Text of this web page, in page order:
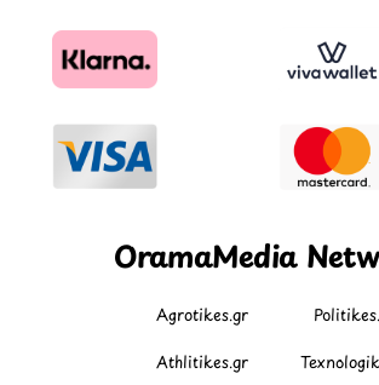
OramaMedia
Agrotikes.gr
Athlitikes.gr